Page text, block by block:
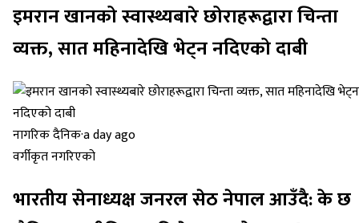
इमरान खानको स्वास्थ्यबारे छोराहरूद्वारा चिन्ता
व्यक्त, सात महिनादेखि भेट्न नदिएको दाबी
नागरिक दैनिक·a day ago
वर्गीकृत नगरिएको
भारतीय सेनाध्यक्ष जनरल सेठ नेपाल आउँदै: के छ